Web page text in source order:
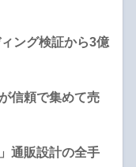
ング検証から3億
信頼で集めて売
通販設計の全手